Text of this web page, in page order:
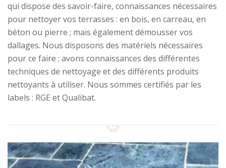
qui dispose des savoir-faire, connaissances nécessaires
pour nettoyer vos terrasses : en bois, en carreau, en
béton ou pierre ; mais également démousser vos
dallages. Nous disposons des matériels nécessaires
pour ce faire ; avons connaissances des différentes
techniques de nettoyage et des différents produits
nettoyants à utiliser. Nous sommes certifiés par les
labels : RGE et Qualibat.